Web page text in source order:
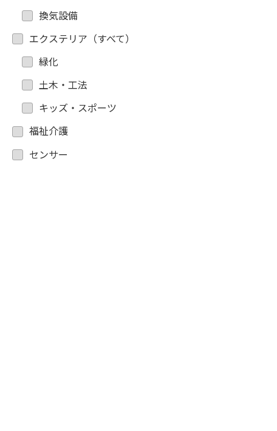
換気設備
エクステリア（すべて）
緑化
土木・工法
キッズ・スポーツ
福祉介護
センサー